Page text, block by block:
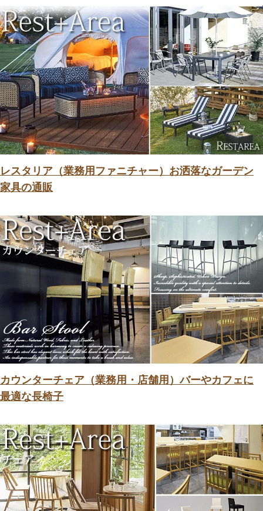
レスタリア（業務用ファニチャー）お洒落なガーデン
家具の通販
カウンターチェア（業務用・店舗用）バーやカフェに
最適な長椅子